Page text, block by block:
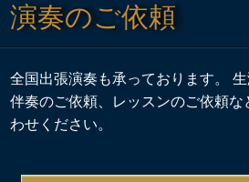
演奏のご依頼
全国出張演奏も承っております。
伴奏のご依頼、レッスンのご依頼な
わせください。